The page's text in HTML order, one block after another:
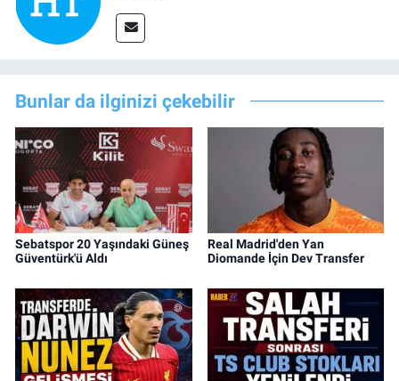
Bunlar da ilginizi çekebilir
Sebatspor 20 Yaşındaki Güneş
Güventürk'ü Aldı
Real Madrid'den Yan
Diomande İçin Dev Transfer